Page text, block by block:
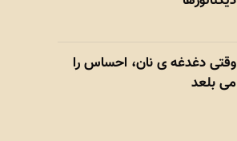
وقتی دغدغه ی نان، احساس را
می بلعد